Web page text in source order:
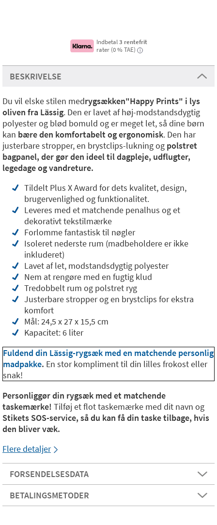
Indbetal3 rentefrit
rater (0 % TAE)
i
BESKRIVELSE
Du vil elske stilen medrygsækken"Happy Prints" i lys
oliven fra Lässig. Den er lavet af høj-modstandsdygtig
polyester og blød bomuld og er meget let, så dine børn
kan bære den komfortabelt og ergonomisk. Den har
justerbare stropper, en brystclips-lukning og polstret
bagpanel, der gør den ideel til dagpleje, udflugter,
legedage og vandreture.
Tildelt Plus X Award for dets kvalitet, design,
brugervenlighed og funktionalitet.
Leveres med et matchende penalhus og et
dekorativt tekstilmærke
Forlomme fantastisk til nøgler
Isoleret nederste rum (madbeholdere er ikke
inkluderet)
Lavet af let, modstandsdygtig polyester
Nem at rengøre med en fugtig klud
Tredobbelt rum og polstret ryg
Justerbare stropper og en brystclips for ekstra
komfort
Mål: 24,5 x 27 x 15,5 cm
Kapacitet: 6 liter
Fuldend din Lässig-rygsæk med en matchende personlig
madpakke. En stor kompliment til din lilles frokost eller
snak!
Personliggør din rygsæk med et matchende
taskemærke! Tilføj et flot taskemærke med dit navn og
Stikets SOS-service, så du kan få din taske tilbage, hvis
den bliver væk.
Flere detaljer
FORSENDELSESDATA
BETALINGSMETODER